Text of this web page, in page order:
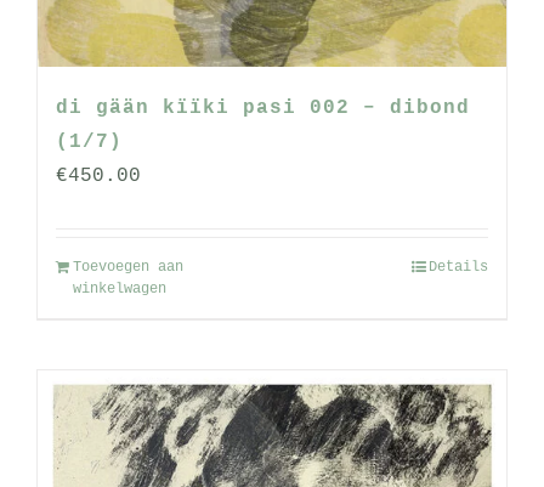
di gään kïïki pasi 002 – dibond
(1/7)
€450.00
Toevoegen aan
winkelwagen
Details